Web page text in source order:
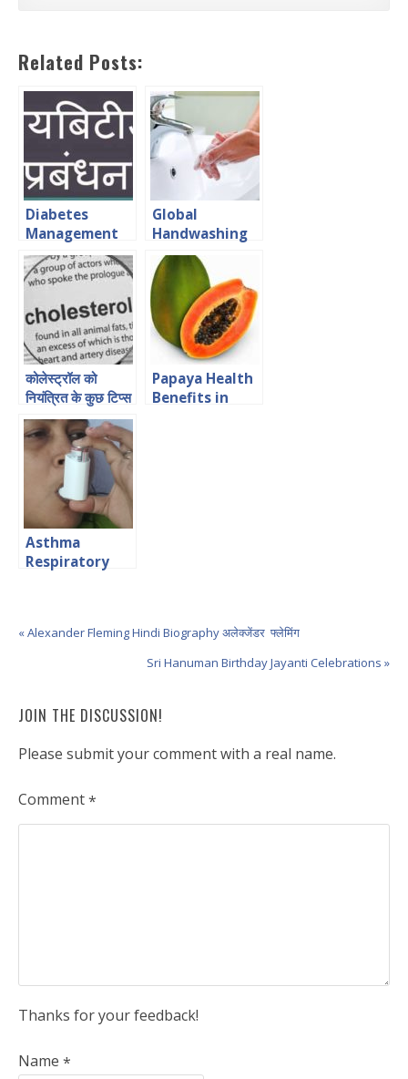
Related Posts:
Diabetes
Management
in Hindi डायबिटीज
का प्रबंधन
Global
Handwashing
Day
कोलेस्ट्रॉल को
नियंत्रित के कुछ टिप्स
Papaya Health
Benefits in
Asthma
Respiratory
« Alexander Fleming Hindi Biography अलेक्जेंडर फ्लेमिंग
Sri Hanuman Birthday Jayanti Celebrations »
JOIN THE DISCUSSION!
Please submit your comment with a real name.
Comment*
Thanks for your feedback!
Name *